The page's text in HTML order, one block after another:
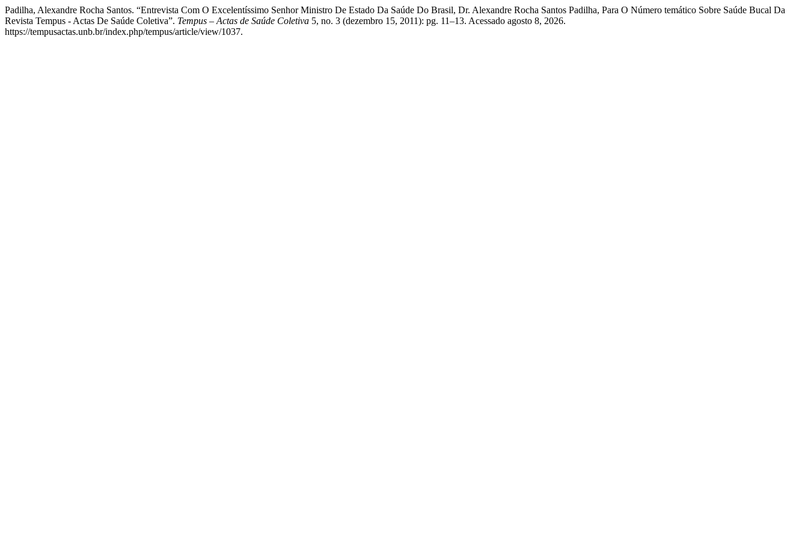
Padilha, Alexandre Rocha Santos. “Entrevista Com O Excelentíssimo Senhor Ministro De Estado Da Saúde Do Brasil, Dr. Alexandre Rocha Santos Padilha, Para O Número temático Sobre Saúde Bucal Da
Revista Tempus - Actas De Saúde Coletiva”. Tempus – Actas de Saúde Coletiva 5, no. 3 (dezembro 15, 2011): pg. 11–13. Acessado agosto 8, 2026.
https://tempusactas.unb.br/index.php/tempus/article/view/1037.